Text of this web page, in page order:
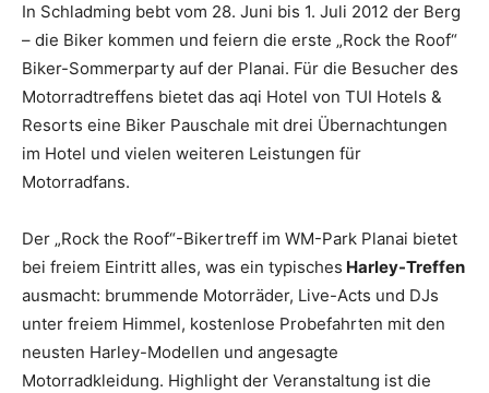
In Schladming bebt vom 28. Juni bis 1. Juli 2012 der Berg
– die Biker kommen und feiern die erste „Rock the Roof“
Biker-Sommerparty auf der Planai. Für die Besucher des
Motorradtreffens bietet das aqi Hotel von TUI Hotels &
Resorts eine Biker Pauschale mit drei Übernachtungen
im Hotel und vielen weiteren Leistungen für
Motorradfans.
Der „Rock the Roof“-Bikertreff im WM-Park Planai bietet
bei freiem Eintritt alles, was ein typisches Harley-Treffen
ausmacht: brummende Motorräder, Live-Acts und DJs
unter freiem Himmel, kostenlose Probefahrten mit den
neusten Harley-Modellen und angesagte
Motorradkleidung. Highlight der Veranstaltung ist die